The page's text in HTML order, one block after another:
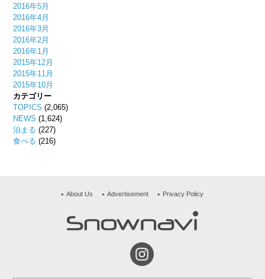
2016年5月
2016年4月
2016年3月
2016年2月
2016年1月
2015年12月
2015年11月
2015年10月
カテゴリー
TOPICS (2,065)
NEWS (1,624)
泊まる (227)
食べる (216)
About Us Advertisement Privacy Policy